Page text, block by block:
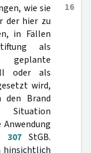
16
wie sie
der hier zu
in Fällen
als
geplante
oder als
wird,
Brand
Situation
307StGB.
hinsichtlich